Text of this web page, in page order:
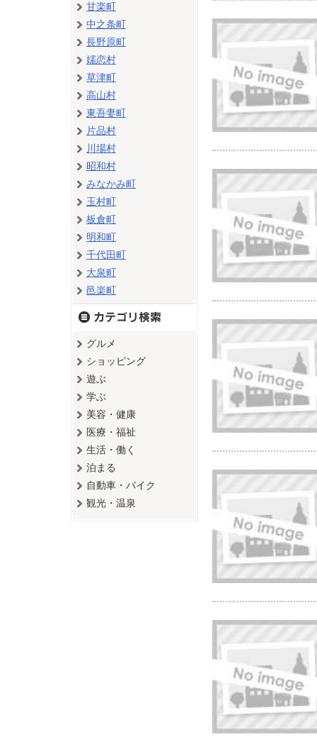
甘楽町
中之条町
長野原町
嬬恋村
草津町
高山村
東吾妻町
片品村
川場村
昭和村
みなかみ町
玉村町
板倉町
明和町
千代田町
大泉町
邑楽町
グルメ
ショッピング
遊ぶ
学ぶ
美容・健康
医療・福祉
生活・働く
泊まる
自動車・バイク
観光・温泉